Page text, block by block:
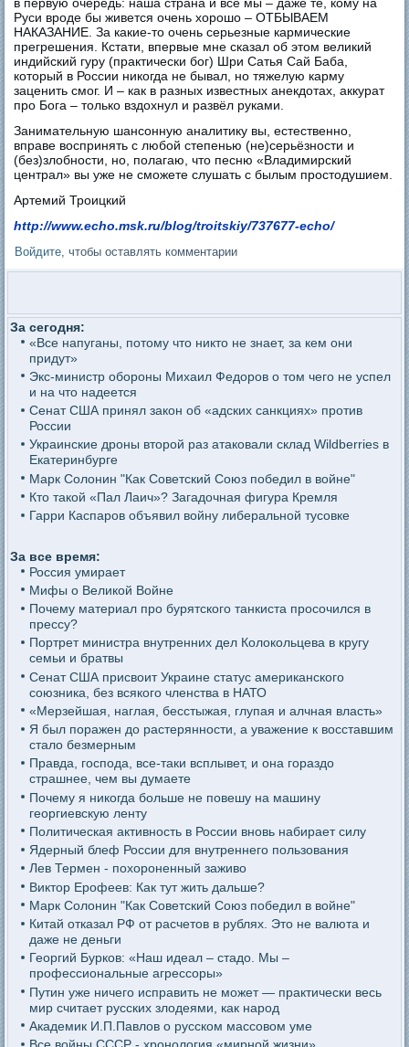
Руси вроде бы живется очень хорошо – ОТБЫВАЕМ
НАКАЗАНИЕ. За какие-то очень серьезные кармические
прегрешения. Кстати, впервые мне сказал об этом великий
индийский гуру (практически бог) Шри Сатья Сай Баба,
который в России никогда не бывал, но тяжелую карму
заценить смог. И – как в разных известных анекдотах, аккурат
про Бога – только вздохнул и развёл руками.
Занимательную шансонную аналитику вы, естественно,
вправе воспринять с любой степенью (не)серьёзности и
(без)злобности, но, полагаю, что песню «Владимирский
централ» вы уже не сможете слушать с былым простодушием.
Артемий Троицкий
http://www.echo.msk.ru/blog/troitskiy/737677-echo/
Войдите , чтобы оставлять комментарии
За сегодня:
«Все напуганы, потому что никто не знает, за кем они
придут»
Экс-министр обороны Михаил Федоров о том чего не успел
и на что надеется
Сенат США принял закон об «адских санкциях» против
России
Украинские дроны второй раз атаковали склад Wildberries в
Екатеринбурге
Марк Солонин "Как Советский Союз победил в войне"
Кто такой «Пал Лаич»? Загадочная фигура Кремля
Гарри Каспаров объявил войну либеральной тусовке
За все время:
Россия умирает
Мифы о Великой Войне
Почему материал про бурятского танкиста просочился в
прессу?
Портрет министра внутренних дел Колокольцева в кругу
семьи и братвы
Сенат США присвоит Украине статус американского
союзника, без всякого членства в НАТО
«Мерзейшая, наглая, бесстыжая, глупая и алчная власть»
Я был поражен до растерянности, а уважение к восставшим
стало безмерным
Правда, господа, все-таки всплывет, и она гораздо
страшнее, чем вы думаете
Почему я никогда больше не повешу на машину
георгиевскую ленту
Политическая активность в России вновь набирает силу
Ядерный блеф России для внутреннего пользования
Лев Термен - похороненный заживо
Виктор Ерофеев: Как тут жить дальше?
Марк Солонин "Как Советский Союз победил в войне"
Китай отказал РФ от расчетов в рублях. Это не валюта и
даже не деньги
Георгий Бурков: «Наш идеал – стадо. Мы –
профессиональные агрессоры»
Путин уже ничего исправить не может — практически весь
мир считает русских злодеями, как народ
Академик И.П.Павлов о русском массовом уме